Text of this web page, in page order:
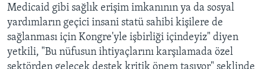
Medicaid gibi sağlık erişim imkanının ya da sosyal
yardımların geçici insani statü sahibi kişilere de
sağlanması için Kongre'yle işbirliği içindeyiz" diyen
yetkili, "Bu nüfusun ihtiyaçlarını karşılamada özel